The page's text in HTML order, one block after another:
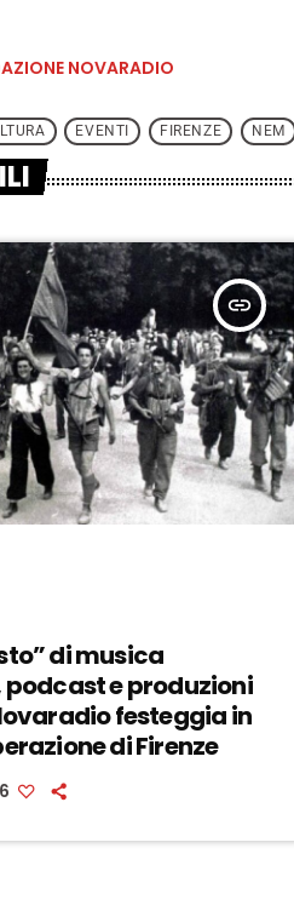
NOVARADIO
EVENTI FIRENZE NEM
insert_link
di musica
podcast e produzioni
festeggia in
di Firenze